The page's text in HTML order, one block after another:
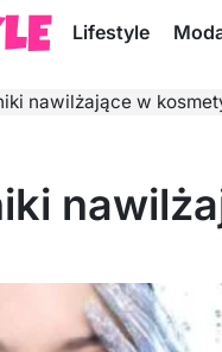
Lifestyle
nawilżające w